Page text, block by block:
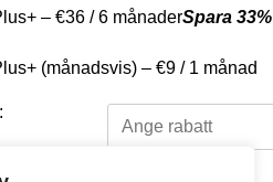
– €36 /6 månaderSpara 33%
(månadsvis) – €9 / 1 månad